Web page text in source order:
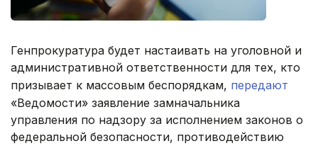
Генпрокуратура будет настаивать на уголовной и
административной ответственности для тех, кто
призывает к массовым беспорядкам, передают
«Ведомости» заявление замначальника
управления по надзору за исполнением законов о
федеральной безопасности, противодействию